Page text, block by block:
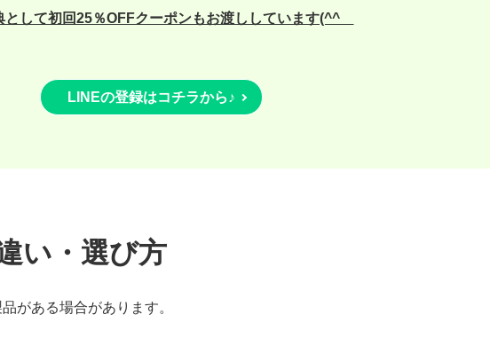
として初回25％OFFクーポンもお渡ししています(^^ゞ
LINEの登録はコチラから♪
い・選び方
がある場合があります。